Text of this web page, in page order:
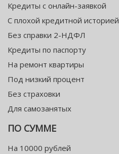
Кредиты с онлайн-заявкой
С плохой кредитной историей
Без справки 2-НДФЛ
Кредиты по паспорту
На ремонт квартиры
Под низкий процент
Без страховки
Для самозанятых
ПО СУММЕ
На 10000 рублей